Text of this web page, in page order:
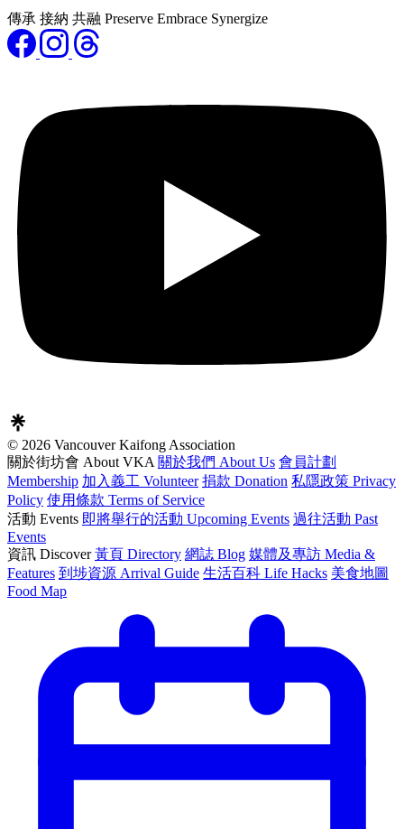
傳承 接納 共融 Preserve Embrace Synergize
© 2026 Vancouver Kaifong Association
關於街坊會 About VKA 關於我們 About Us 會員計劃
Membership 加入義工 Volunteer 捐款 Donation 私隱政策 Privacy
Policy 使用條款 Terms of Service
活動 Events 即將舉行的活動 Upcoming Events 過往活動 Past
Events
資訊 Discover 黃頁 Directory 網誌 Blog 媒體及專訪 Media &
Features 到埗資源 Arrival Guide 生活百科 Life Hacks 美食地圖
Food Map